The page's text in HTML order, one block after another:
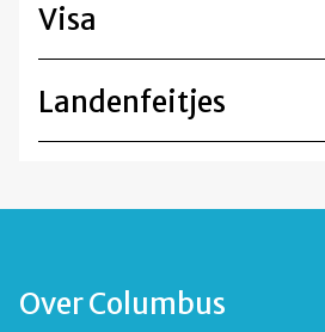
Visa
Landenfeitjes
Over Columbus